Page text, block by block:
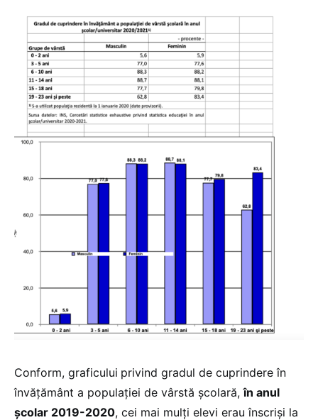
Conform, graficului privind gradul de cuprindere în
învăţământ a populaţiei de vârstă şcolară,în anul
școlar 2019-2020, cei mai mulți elevi erau înscriși la